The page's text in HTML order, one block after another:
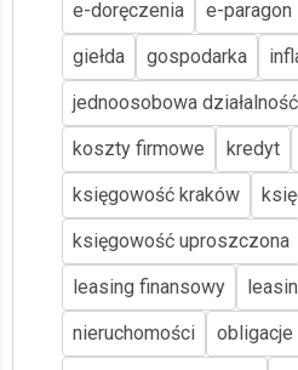
e-doręczenia
e-paragon
giełda
gospodarka
jednoosobowa
koszty firmowe
kredyt
księgowość kraków
księgowość uproszczona
leasing finansowy
nieruchomości